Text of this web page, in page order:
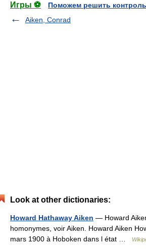
Игры ⚽
Поможем решить
Aiken, Conrad
Look at other dictionaries:
Howard Hathaway Aiken — Howard
homonymes, voir Aiken. Howard Aiken
mars 1900 à Hoboken dans l état …